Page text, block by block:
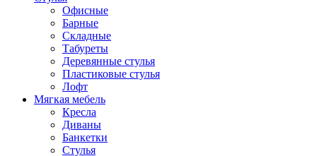
Офисные
Барные
Складные
Табуреты
Деревянные стулья
Пластиковые стулья
Лофт
Мягкая мебель
Кресла
Диваны
Банкетки
Стулья